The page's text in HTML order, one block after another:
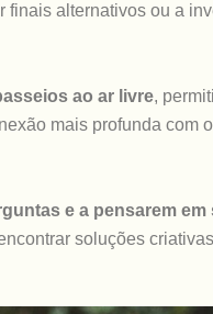
finais alternativos ou a
ao ar livre,
mais profunda com
e a pensarem
soluções